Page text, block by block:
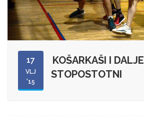
17
VLJ
'15
KOŠARKAŠI I DALJE
STOPOSTOTNI